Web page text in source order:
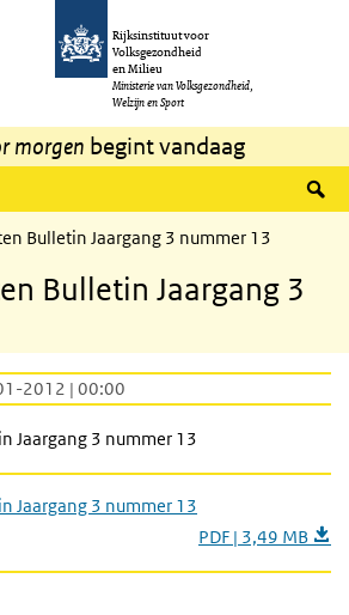
gaan
Rijksinstituut voor
Volksgezondheid
en Milieu
Ministerie van Volksgezondheid,
Welzijn en Sport
morgen begint vandaag
Bulletin Jaargang 3 nummer 13
Bulletin Jaargang 3
2012 | 00:00
Jaargang 3 nummer 13
Jaargang 3 nummer 13
PDF | 3,49 MB